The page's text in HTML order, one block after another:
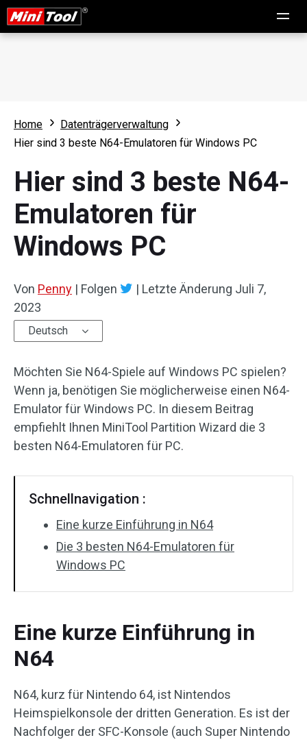
Home
Datenträgerverwaltung
Hier sind 3 beste N64-Emulatoren für Windows PC
Hier sind 3 beste N64-
Emulatoren für
Windows PC
Von Penny | Folgen | Letzte Änderung Juli 7,
2023
Deutsch
Möchten Sie N64-Spiele auf Windows PC spielen?
Wenn ja, benötigen Sie möglicherweise einen N64-
Emulator für Windows PC. In diesem Beitrag
empfiehlt Ihnen MiniTool Partition Wizard die 3
besten N64-Emulatoren für PC.
Schnellnavigation :
Eine kurze Einführung in N64
Die 3 besten N64-Emulatoren für
Windows PC
Eine kurze Einführung in
N64
N64, kurz für Nintendo 64, ist Nintendos
Heimspielkonsole der dritten Generation. Es ist der
Nachfolger der SFC-Konsole (auch Super Nintendo